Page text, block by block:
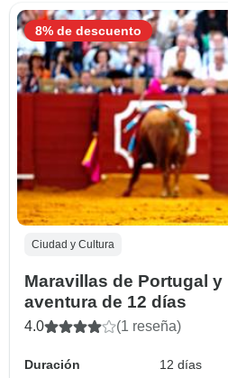
Ciudad y Cultura
Maravillas de Portugal y
aventura de 12 días
4.0 (1 reseña)
Duración
12 días
8% de descuento